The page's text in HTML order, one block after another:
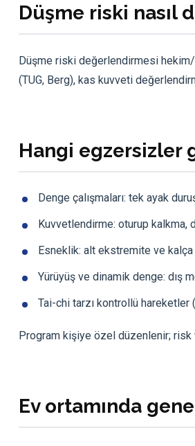
Düşme riski nasıl
Düşme riski değerlendirmesi hekim/
(TUG, Berg), kas kuvveti
Hangi egzersizler
Denge çalışmaları: tek ayak
Kuvvetlendirme: oturup kalkma,
Esneklik: alt ekstremite ve
Yürüyüş ve dinamik denge: dış
Tai-chi tarzı kontrollü hareketler
Program kişiye özel düzenlenir;
Ev ortamında